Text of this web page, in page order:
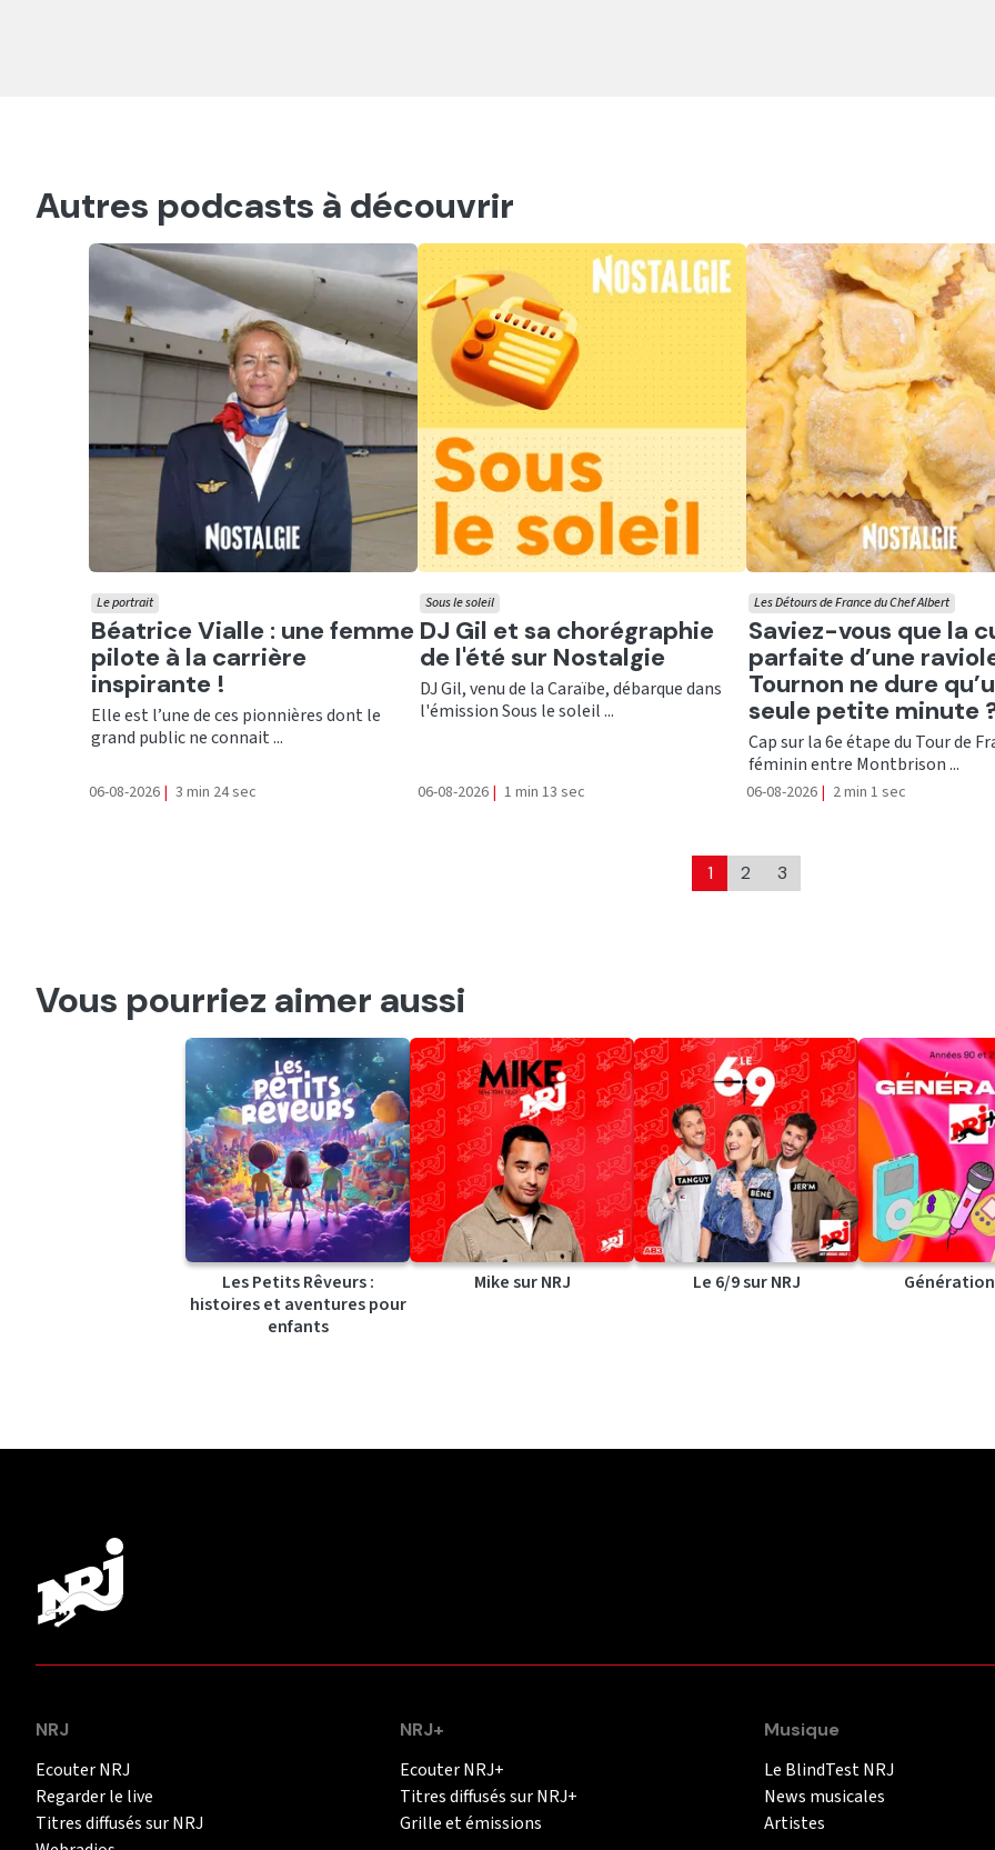
Autres podcasts à découvrir
Ecouter
Béatrice Vialle : une femme
pilote à la carrière
inspirante !
Le portrait
Elle est l’une de ces pionnières dont le
grand public ne connait ...
06-08-2026 | 3 min 24 sec
Ecouter
DJ Gil et sa chorégraphie
de l'été sur Nostalgie
Sous le soleil
DJ Gil, venu de la Caraïbe, débarque dans
l'émission Sous le soleil ...
06-08-2026 | 1 min 13 sec
Ecouter
Saviez-vous que la
parfaite d’une
Tournon ne dure
seule petite minute
Les Détours de France du Chef Albert
Cap sur la 6e étape du Tour de
féminin entre Montbrison ...
06-08-2026 | 2 min 1 sec
1 2 3
Vous pourriez aimer aussi
Les Petits Rêveurs :
histoires et aventures pour
enfants
Mike sur NRJ Le 6/9 sur NRJ Génération
NRJ
Ecouter NRJ
Regarder le live
Titres diffusés sur NRJ
NRJ+
Ecouter NRJ+
Titres diffusés sur NRJ+
Grille et émissions
Musique
Le BlindTest NRJ
News musicales
Artistes